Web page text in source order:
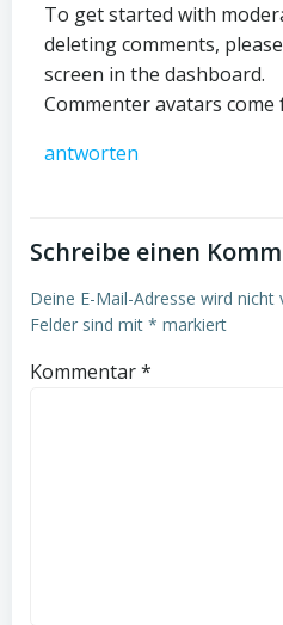
To get started with
deleting comments,
screen in the dashboard.
Commenter avatars come
antworten
Schreibe einen
Deine E-Mail-Adresse wird nicht
Felder sind mit * markiert
Kommentar*